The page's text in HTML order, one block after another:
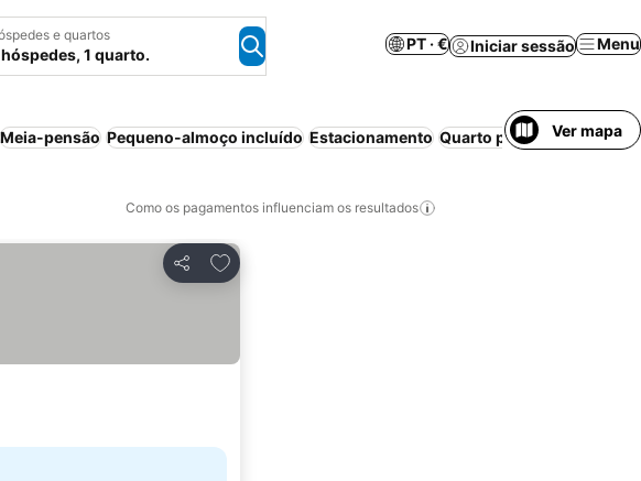
e quartos
1 quarto.
PT · € Iniciar sessão Menu
Meia-pensão Pequeno-almoço incluído Estacionamento Quarto para nãoVer mapa
Como os pagamentos influenciam os resultados
Partilhar
Adicionar aos favoritos